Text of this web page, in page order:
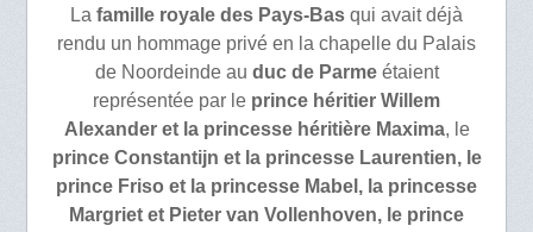
La famille royale des Pays-Bas qui avait déjà
rendu un hommage privé en la chapelle du Palais
de Noordeinde au duc de Parmeétaient
représentée par le prince héritier Willem
Alexander et la princesse héritière Maxima, le
prince Constantijn et la princesse Laurentien, le
prince Friso et la princesse Mabel, la princesse
Margriet et Pieter van Vollenhoven, le prince